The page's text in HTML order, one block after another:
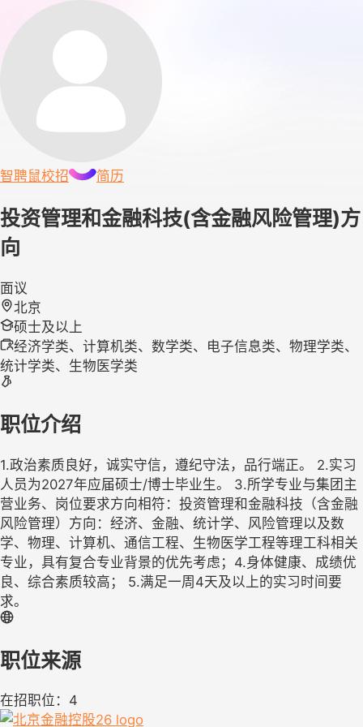
智聘鼠校招 简历
投资管理和金融科技(含金融风险管理)方
向
面议
北京
硕士及以上
经济学类、计算机类、数学类、电子信息类、物理学类、
统计学类、生物医学类
职位介绍
1.政治素质良好，诚实守信，遵纪守法，品行端正。 2.实习
人员为2027年应届硕士/博士毕业生。 3.所学专业与集团主
营业务、岗位要求方向相符：投资管理和金融科技（含金融
风险管理）方向：经济、金融、统计学、风险管理以及数
学、物理、计算机、通信工程、生物医学工程等理工科相关
专业，具有复合专业背景的优先考虑；4.身体健康、成绩优
良、综合素质较高； 5.满足一周4天及以上的实习时间要
求。
职位来源
在招职位：4